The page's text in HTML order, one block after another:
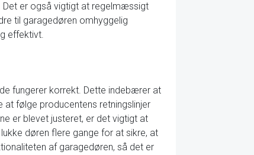
Det er også vigtigt at regelmæssigt
til garagedøren omhyggelig
effektivt.
fungerer korrekt. Dette indebærer at
at følge producentens retningslinjer
er blevet justeret, er det vigtigt at
døren flere gange for at sikre, at
af ​​garagedøren, så det er